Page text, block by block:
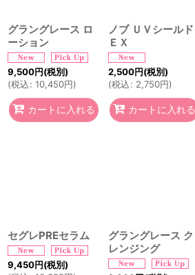
グラングレース ロ
ーション
9,500円(税別)
(税込: 10,450円)
カートに入れる
ノブ ＵＶシールド
ＥＸ
2,500円(税別)
(税込: 2,750円)
カートに入れる
セグレPREセラム
9,450円(税別)
グラングレース ク
レンジング